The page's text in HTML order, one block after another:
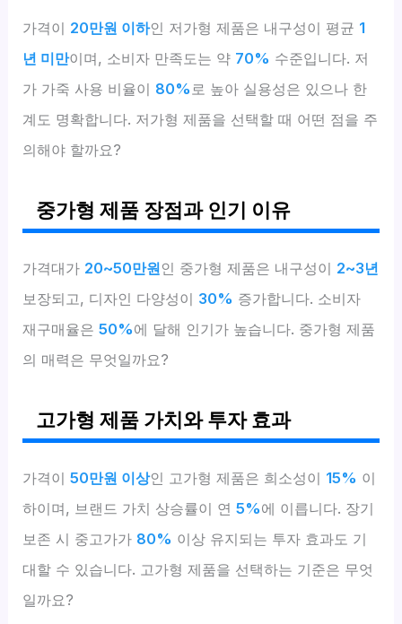
가격이 20만원 이하인 저가형 제품은 내구성이 평균 1
년 미만이며, 소비자 만족도는 약 70% 수준입니다. 저
가 가죽 사용 비율이 80% 로 높아 실용성은 있으나 한
계도 명확합니다. 저가형 제품을 선택할 때 어떤 점을 주
의해야 할까요?
중가형 제품 장점과 인기 이유
가격대가 20~50만원인 중가형 제품은 내구성이 2~3년
보장되고, 디자인 다양성이 30% 증가합니다. 소비자
재구매율은50%에 달해 인기가 높습니다. 중가형 제품
의 매력은 무엇일까요?
고가형 제품 가치와 투자 효과
가격이50만원 이상인 고가형 제품은 희소성이 15% 이
하이며, 브랜드 가치 상승률이 연5%에 이릅니다. 장기
보존 시 중고가가 80% 이상 유지되는 투자 효과도 기
대할 수 있습니다. 고가형 제품을 선택하는 기준은 무엇
일까요?